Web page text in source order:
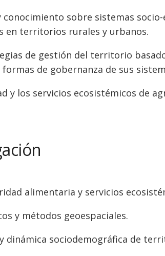
sobre sistemas
en territorios rurales y urbanos.
de gestión del territorio
de gobernanza de sus
y los servicios ecosistémicos de
alimentaria y servicios
y métodos geoespaciales.
dinámica sociodemográfica de